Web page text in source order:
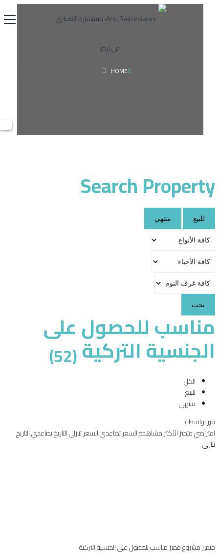
HOME
Search Property
للبيع منتهي
بحث
مناسب للحصول على
الجنسية التركية(52)
الكل
للبيع
منتهي
فرز بواسطة
افتراضيمتميزالأكثر مشاهدةالسعر تصاعديالسعر تنازليالتاريخ تصاعديالتاريخ
تنازلي
متميزمشروع مميزمناسب للحصول على الجنسية التركية